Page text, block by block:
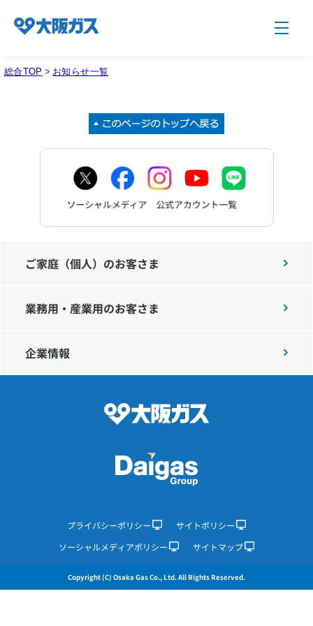
企業情報
業務用・産業用のお客さま
企業情報TOP
企業/グループについて
社会貢献
技術開発
サステナビリティ
IR情報
プレスリリース
総合TOP > お知らせ一覧
ご家庭（個人）のお客さま
業務用・産業用のお客さま
企業情報
プライバシーポリシー
サイトポリシー
ソーシャルメディアポリシー
サイトマップ
Copyright (C) Osaka Gas Co., Ltd. All Rights Reserved.